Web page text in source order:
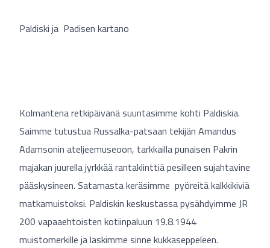
Paldiski ja Padisen kartano
Kolmantena retkipäivänä suuntasimme kohti Paldiskia.
Saimme tutustua Russalka-patsaan tekijän Amandus
Adamsonin ateljeemuseoon, tarkkailla punaisen Pakrin
majakan juurella jyrkkää rantaklinttiä pesilleen sujahtavine
pääskysineen. Satamasta keräsimme pyöreitä kalkkikiviä
matkamuistoksi. Paldiskin keskustassa pysähdyimme JR
200 vapaaehtoisten kotiinpaluun 19.8.1944
muistomerkille ja laskimme sinne kukkaseppeleen.